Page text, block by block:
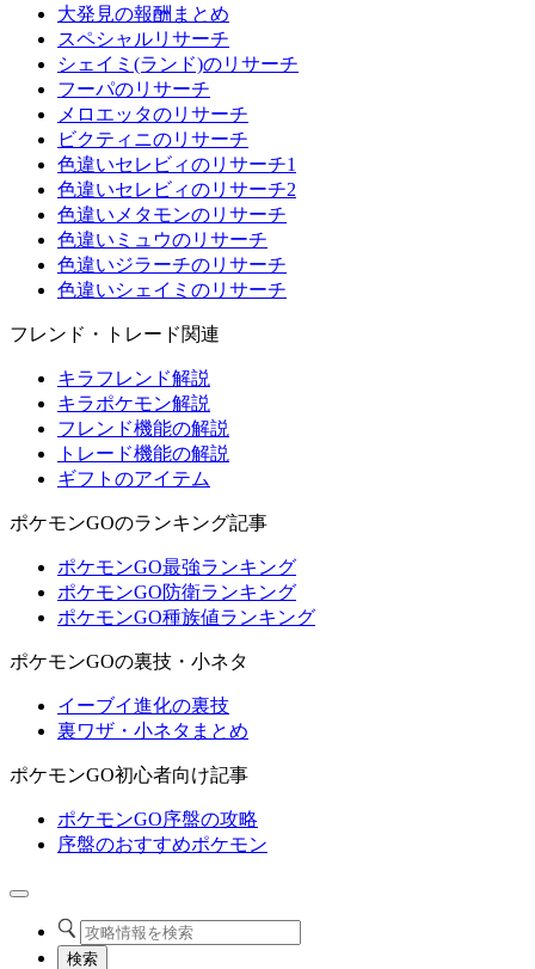
大発見の報酬まとめ
スペシャルリサーチ
シェイミ(ランド)のリサーチ
フーパのリサーチ
メロエッタのリサーチ
ビクティニのリサーチ
色違いセレビィのリサーチ1
色違いセレビィのリサーチ2
色違いメタモンのリサーチ
色違いミュウのリサーチ
色違いジラーチのリサーチ
色違いシェイミのリサーチ
フレンド・トレード関連
キラフレンド解説
キラポケモン解説
フレンド機能の解説
トレード機能の解説
ギフトのアイテム
ポケモンGOのランキング記事
ポケモンGO最強ランキング
ポケモンGO防衛ランキング
ポケモンGO種族値ランキング
ポケモンGOの裏技・小ネタ
イーブイ進化の裏技
裏ワザ・小ネタまとめ
ポケモンGO初心者向け記事
ポケモンGO序盤の攻略
序盤のおすすめポケモン
検索